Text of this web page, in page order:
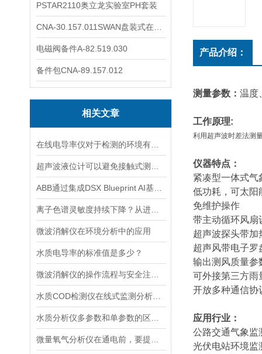
PSTAR2110奥立龙实验室PH套装
电磁阀备件A-82.519.030
备件包CNA-89.157.012
相关文章
微波消解仪在环境分析中的应用
水质电导率的标准值是多少？
产品介绍：
测量参数： 温度
工作原理:
利用超声波时差法测
仪器特点：
紧凑型一体式气
低功耗，可太阳
免维护操作
带主动循环风扇
超声波探头带加
超声风带电子罗
输出测风质量参
可外接第三方雨
开放多种通信协
应用行业 ：
公路交通气象监
光伏电站环境监